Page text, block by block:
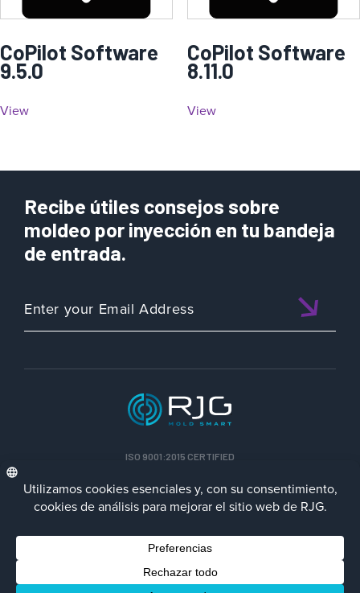
CoPilot Software
9.5.0
View
CoPilot Software
8.11.0
View
Recibe útiles consejos sobre
moldeo por inyección en tu bandeja
de entrada.
ISO 9001:2015 CERTIFIED
© 2023 RJG Inc.
Política de privacidad Terms/Impressum